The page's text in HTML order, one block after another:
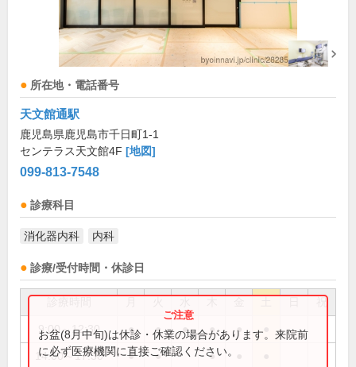
所在地・電話番号
天文館通駅
鹿児島県鹿児島市千日町1-1
センテラス天文館4F [地図]
099-813-7548
診療科目
消化器内科 内科
診療/受付時間・休診日
祝
9:00～12:30 ● ● ● ● ●
14:00～17:30 ● ● ●
お盆(8月中旬)は休診・休業の場合があります。来院前
に必ず医療機関に直接ご確認ください。